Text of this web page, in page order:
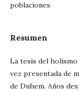
poblaciones
Resumen
La tesis del
vez presentada de
de Duhem. Años